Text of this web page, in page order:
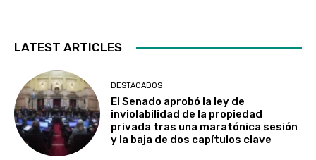
LATEST ARTICLES
DESTACADOS
El Senado aprobó la ley de
inviolabilidad de la propiedad
privada tras una maratónica sesión
y la baja de dos capítulos clave